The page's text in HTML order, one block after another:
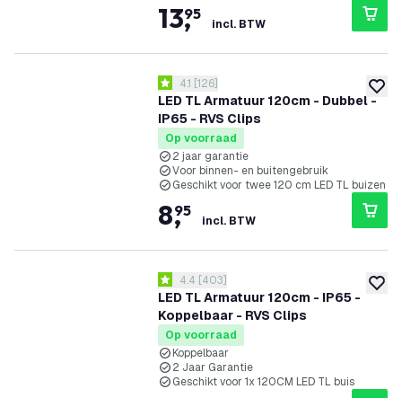
13,
95
incl. BTW
LED TL Armatuur 120cm - Dubbel -
IP65 - RVS Clips
reviews drawer openen
4.1 score sterren
4.1 [126]
Op voorraad
2 jaar garantie
Voor binnen- en buitengebruik
Geschikt voor twee 120 cm LED TL buizen
8,
95
incl. BTW
LED TL Armatuur 120cm - IP65 -
Koppelbaar - RVS Clips
reviews drawer openen
4.4 score sterren
4.4 [403]
Op voorraad
Koppelbaar
2 Jaar Garantie
Geschikt voor 1x 120CM LED TL buis